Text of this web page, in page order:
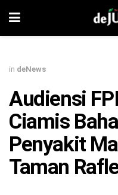
in deNews
Audiensi
Ciamis
Penyakit
Taman